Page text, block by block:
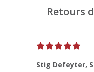
Retours
Stig Defeyter,